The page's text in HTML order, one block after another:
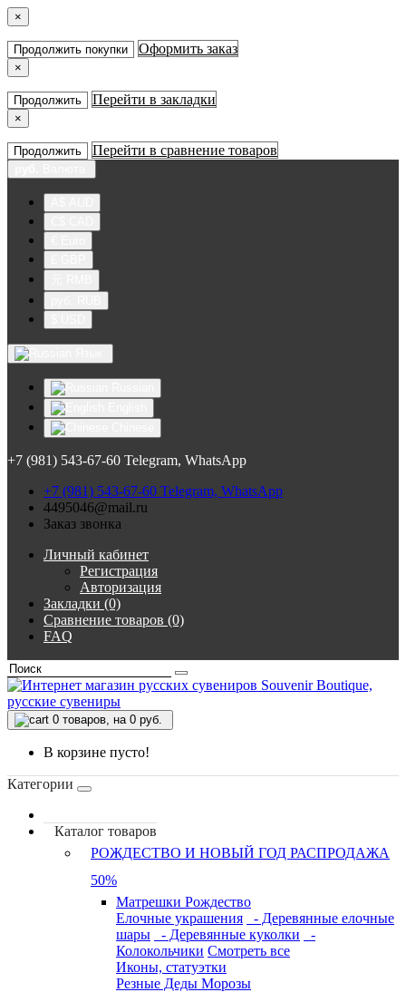
×
Продолжить покупки Оформить заказ
×
Продолжить Перейти в закладки
×
Продолжить Перейти в сравнение товаров
+7 (981) 543-67-60 Telegram, WhatsApp
+7 (981) 543-67-60 Telegram, WhatsApp
4495046@mail.ru
Заказ звонка
Личный кабинет
Регистрация
Авторизация
Закладки (0)
Сравнение товаров (0)
FAQ
0 товаров, на 0 руб.
В корзине пусто!
Категории
Каталог товаров
РОЖДЕСТВО И НОВЫЙ ГОД РАСПРОДАЖА
50%
Матрешки Рождество
Елочные украшения
- Деревянные елочные
шары
- Деревянные куколки
-
Колокольчики Смотреть все
Иконы, статуэтки
Резные Деды Морозы